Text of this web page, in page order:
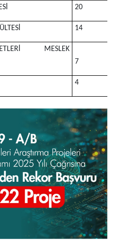
20
14
MESLEK
7
4